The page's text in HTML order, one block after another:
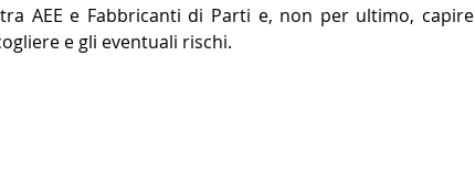
AEE e Fabbricanti di Parti e, non per ultimo, capire
e gli eventuali rischi.